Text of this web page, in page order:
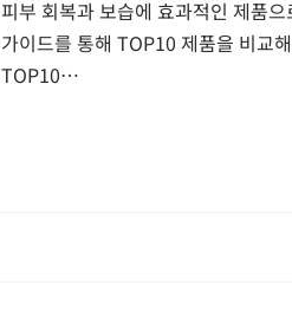
피부 회복과 보습에 효과적인 제품
가이드를 통해 TOP10 제품을 비교
TOP10…